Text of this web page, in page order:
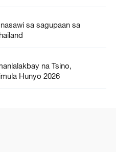
sa sagupaan sa
na Tsino,
Hunyo 2026